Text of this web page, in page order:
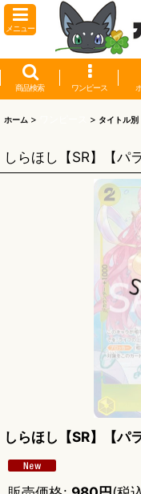
メニュー
商品検索 ワンピース
ホーム > > タイトル別
しらほし【SR】【パ
しらほし【SR】【パ